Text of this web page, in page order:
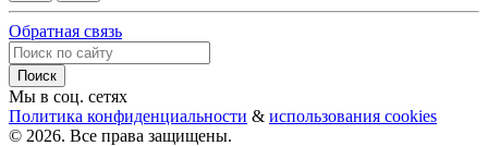
Обратная связь
Мы в соц. сетях
Политика конфиденциальности & использования cookies
© 2026. Все права защищены.